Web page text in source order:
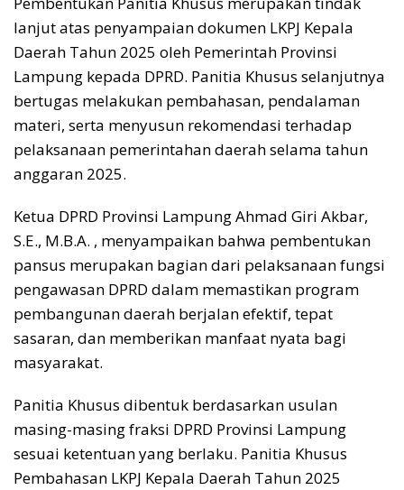
lanjut atas penyampaian dokumen LKPJ Kepala
Daerah Tahun 2025 oleh Pemerintah Provinsi
Lampung kepada DPRD. Panitia Khusus selanjutnya
bertugas melakukan pembahasan, pendalaman
materi, serta menyusun rekomendasi terhadap
pelaksanaan pemerintahan daerah selama tahun
anggaran 2025.
Ketua DPRD Provinsi Lampung Ahmad Giri Akbar,
S.E., M.B.A. , menyampaikan bahwa pembentukan
pansus merupakan bagian dari pelaksanaan fungsi
pengawasan DPRD dalam memastikan program
pembangunan daerah berjalan efektif, tepat
sasaran, dan memberikan manfaat nyata bagi
masyarakat.
Panitia Khusus dibentuk berdasarkan usulan
masing-masing fraksi DPRD Provinsi Lampung
sesuai ketentuan yang berlaku. Panitia Khusus
Pembahasan LKPJ Kepala Daerah Tahun 2025